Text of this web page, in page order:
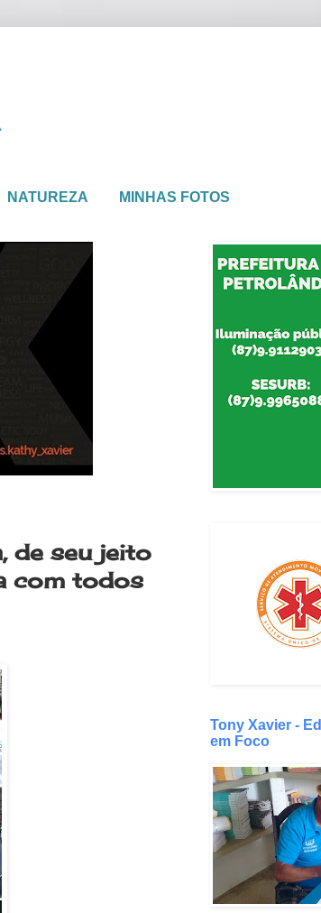
NATUREZA MINHAS FOTOS
de seu jeito
com todos
Tony Xavier -
em Foco